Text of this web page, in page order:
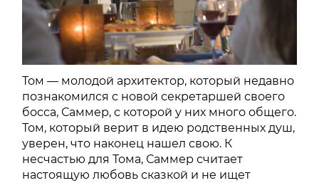
Том — молодой архитектор, который недавно
познакомился с новой секретаршей своего
босса, Саммер, с которой у них много общего.
Том, который верит в идею родственных душ,
уверен, что наконец нашел свою. К
несчастью для Тома, Саммер считает
настоящую любовь сказкой и не ищет